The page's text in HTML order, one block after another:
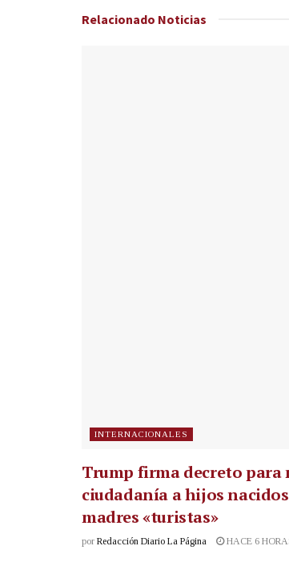
Relacionado Noticias
INTERNACIONALES
Trump firma decreto para
ciudadanía a hijos
madres «turistas»
por Redacción Diario La Página HACE 6